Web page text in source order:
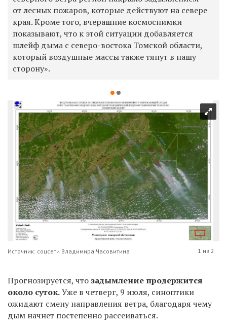
от лесных пожаров, которые действуют на севере
края. Кроме того, вчерашние космоснимки
показывают, что к этой ситуации добавляется
шлейф дыма с северо-востока Томской области,
который воздушные массы также тянут в нашу
сторону».
Источник: соцсети Владимира Часовитина 1 из 2
Прогнозируется, чтозадымление продержится
около суток.Уже в четверг, 9 июля, синоптики
ожидают смену направления ветра, благодаря чему
дым начнет постепенно рассеиваться.